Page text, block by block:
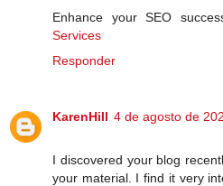
Enhance your SEO
Services
Responder
KarenHill 4 de agosto de
I discovered your blog
your material. I find it very